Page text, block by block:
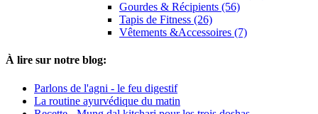
Gourdes & Récipients (56)
Tapis de Fitness (26)
Vêtements &Accessoires (7)
À lire sur notre blog:
Parlons de l'agni - le feu digestif
La routine ayurvédique du matin